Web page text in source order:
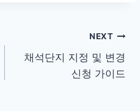
NEXT
채석단지 지정 및 변경
신청 가이드